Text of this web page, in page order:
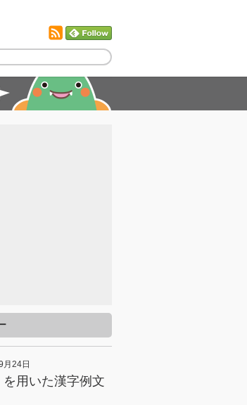
月24日
を用いた漢字例文